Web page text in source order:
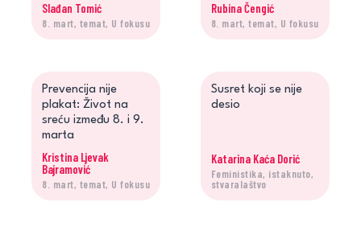
Slađan Tomić
8. mart, temat, U fokusu
Rubina Čengić
8. mart, temat, U fokusu
Prevencija nije
plakat: Život na
sreću između 8. i 9.
marta
Kristina Ljevak
Bajramović
8. mart, temat, U fokusu
Susret koji se nije
desio
Katarina Kaća Dorić
Feministika, istaknuto,
stvaralaštvo